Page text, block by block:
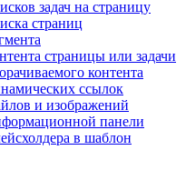
задач на страницу
страниц
страницы или задачи
контента
ссылок
и изображений
панели
в шаблон